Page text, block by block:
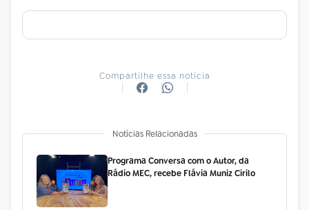
Compartilhe essa notícia
Notícias Relacionadas
Programa Conversa com o Autor, da
Rádio MEC, recebe Flávia Muniz Cirilo